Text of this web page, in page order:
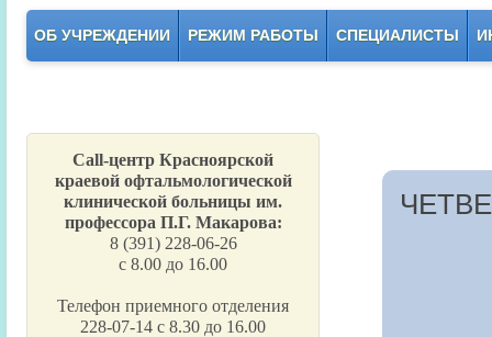
ОБ УЧРЕЖДЕНИИ РЕЖИМ РАБОТЫ СПЕЦИАЛИСТЫ
Call-центр Красноярской
краевой офтальмологической
клинической больницы им.
профессора П.Г. Макарова:
8 (391) 228-06-26
с 8.00 до 16.00
Телефон приемного отделения
228-07-14 с 8.30 до 16.00